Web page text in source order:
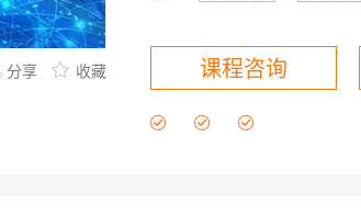
分享 收藏 课程咨询
丰颐 湖大